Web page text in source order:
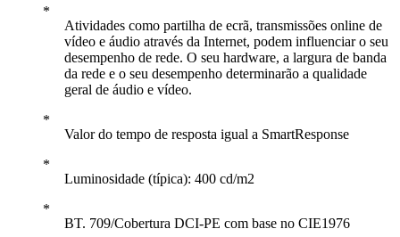
Atividades como partilha de ecrã, transmissões online de
vídeo e áudio através da Internet, podem influenciar o seu
desempenho de rede. O seu hardware, a largura de banda
da rede e o seu desempenho determinarão a qualidade
geral de áudio e vídeo.
Valor do tempo de resposta igual a SmartResponse
Luminosidade (típica): 400 cd/m2
BT. 709/Cobertura DCI-PE com base no CIE1976